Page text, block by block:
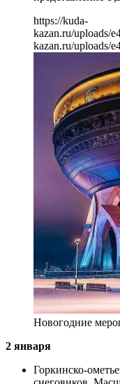
https://kuda-
kazan.ru/uploads/
kazan.ru/uploads/
Новогодние
2 января
Горкинско-